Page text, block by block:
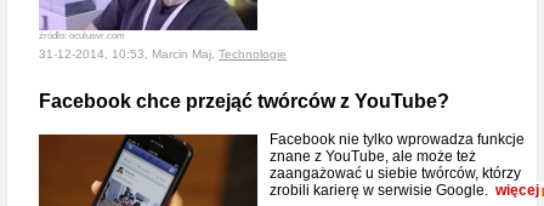
źródło: oculusvr.com
31-12-2014, 10:53, Marcin Maj, Technologie
Facebook chce przejąć twórców z YouTube?
Facebook nie tylko wprowadza funkcje
znane z YouTube, ale może też
zaangażować u siebie twórców, którzy
zrobili karierę w serwisie Google. więcej